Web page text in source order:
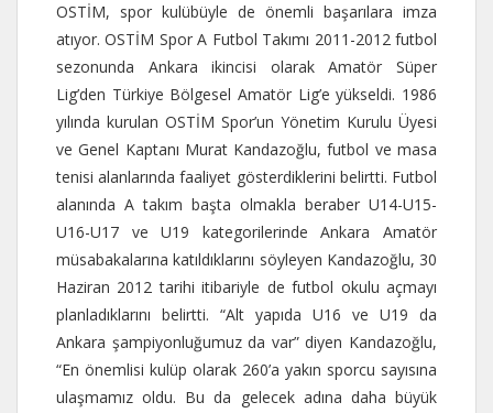
OSTİM, spor kulübüyle de önemli başarılara imza
atıyor. OSTİM Spor A Futbol Takımı 2011-2012 futbol
sezonunda Ankara ikincisi olarak Amatör Süper
Lig’den Türkiye Bölgesel Amatör Lig’e yükseldi. 1986
yılında kurulan OSTİM Spor’un Yönetim Kurulu Üyesi
ve Genel Kaptanı Murat Kandazoğlu, futbol ve masa
tenisi alanlarında faaliyet gösterdiklerini belirtti. Futbol
alanında A takım başta olmakla beraber U14-U15-
U16-U17 ve U19 kategorilerinde Ankara Amatör
müsabakalarına katıldıklarını söyleyen Kandazoğlu, 30
Haziran 2012 tarihi itibariyle de futbol okulu açmayı
planladıklarını belirtti. “Alt yapıda U16 ve U19 da
Ankara şampiyonluğumuz da var” diyen Kandazoğlu,
“En önemlisi kulüp olarak 260’a yakın sporcu sayısına
ulaşmamız oldu. Bu da gelecek adına daha büyük